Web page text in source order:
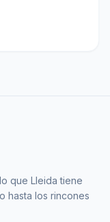
que Lleida tiene
hasta los rincones